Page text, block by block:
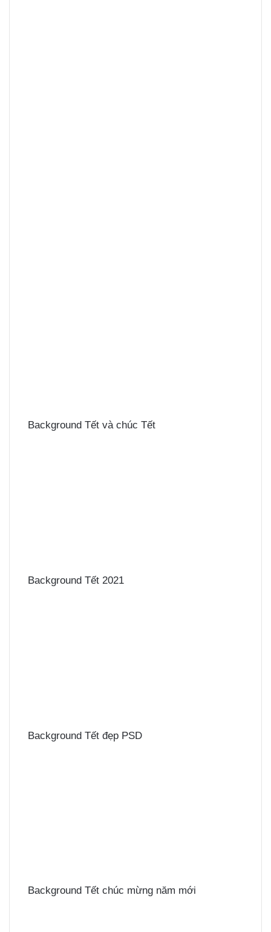
Background Tết và chúc Tết
Background Tết 2021
Background Tết đẹp PSD
Background Tết chúc mừng năm mới